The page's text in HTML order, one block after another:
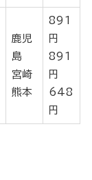
鹿児
島
宮崎
熊本
891
円
891
円
648
円